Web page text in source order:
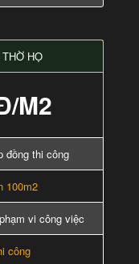
HỌ
M2
đồng thi công
100m2
vi công việc
công